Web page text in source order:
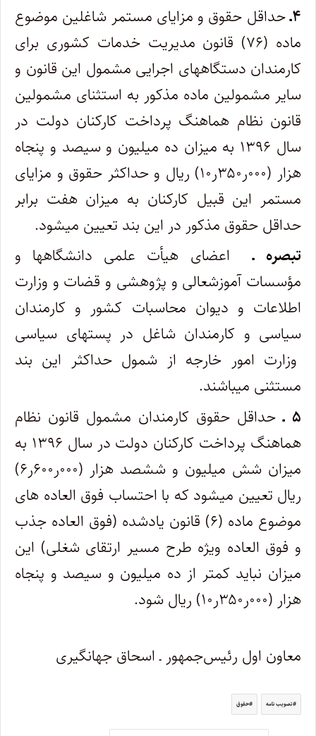
۴ـ حداقل حقوق و مزایای مستمر شاغلین موضوع
ماده (۷۶) قانون مدیریت خدمات کشوری برای
کارمندان دستگاه­های اجرایی مشمول این قانون و
سایر مشمولین ماده مذکور به استثنای مشمولین
قانون نظام هماهنگ پرداخت کارکنان دولت در
سال ۱۳۹۶ به میزان ده میلیون و سیصد و پنجاه
هزار (۰۰۰ر۳۵۰ر۱۰) ریال و حداکثر حقوق و مزایای
مستمر این قبیل کارکنان به میزان هفت برابر
حداقل حقوق مذکور در این بند تعیین می­شود.
تبصره ـاعضای هیأت علمی دانشگاه­ها و
مؤسسات آموزش­عالی و پژوهشی و قضات و وزارت
اطلاعات و دیوان محاسبات کشور و کارمندان
سیاسی و کارمندان شاغل در پست­های سیاسی
وزارت امور خارجه از شمول حداکثر این بند
مستثنی می­باشند.
۵ ـ حداقل حقوق کارمندان مشمول قانون نظام
هماهنگ پرداخت کارکنان دولت در سال ۱۳۹۶ به
میزان شش میلیون و ششصد هزار (۰۰۰ر۶۰۰ر۶)
ریال تعیین می‏شود که با احتساب فوق­ العاده­ های
موضوع ماده (۶) قانون یادشده (فوق­ العاده جذب
و فوق‏ العاده ویژه طرح مسیر ارتقای شغلی) این
میزان نباید کمتر از ده میلیون و سیصد و پنجاه
هزار (۰۰۰ر۳۵۰ر۱۰) ریال شود.
معاون اول رئیس‌جمهور ـ اسحاق جهانگیری
تصویب نامه حقوق